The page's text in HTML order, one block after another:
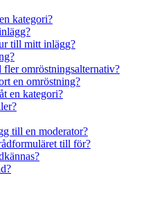
kategori?
till mitt inlägg?
omröstningsalternativ?
en omröstning?
en kategori?
till en moderator?
till för?